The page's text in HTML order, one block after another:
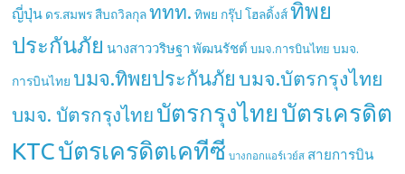
ญี่ปุ่น ดร.สมพร สืบถวิลกุล ททท. ทิพย กรุ๊ป โฮลดิ้งส์ ทิพย
ประกันภัย นางสาววริษฐา พัฒนรัชต์ บมจ.การบินไทย บมจ.
การบินไทย บมจ.ทิพยประกันภัย บมจ.บัตรกรุงไทย
บมจ. บัตรกรุงไทย บัตรกรุงไทย บัตรเครดิต
KTCบัตรเครดิตเคทีซี บางกอกแอร์เวย์ส สายการบิน